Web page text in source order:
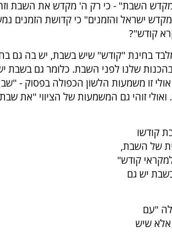
השבת" - כי רק ה' מקדש את השבת
ישראל והזמנים" כי קדושת הזמנים
קודש"?
בחינת "קודש" שיש בשבת, יש בה גם
שלנו לפני השבת. כלומר גם בשבת
זו משמעות הלשון הכפולה בפסוק -
זוהי גם המשמעות של הציווי "את
קודשו
של השבת,
קודש"
יש גם
"עם
אלא שיש